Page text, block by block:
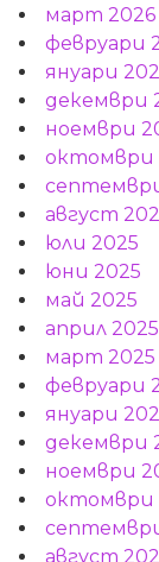
март 2026
февруари
януари
декември
ноември
октомври
август
юли 2025
юни 2025
май 2025
април 2025
март 2025
февруари
януари
декември
ноември
октомври
август